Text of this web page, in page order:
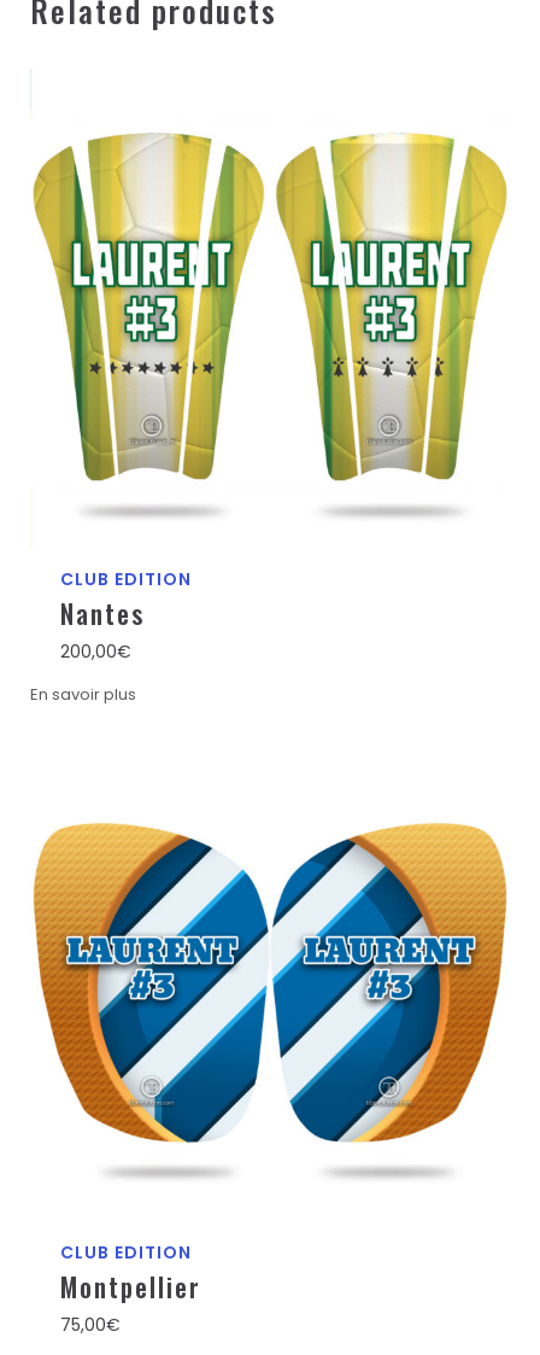
– Certification par la norme Européenne EN 13061 avec des
– Manchons de protège-tibias Tibevolution disponible en
option
– Modèle mixte : pour femme et pour homme
– Livré avec une housse de transport
Related products
CLUB EDITION
Nantes
200,00€
En savoir plus
CLUB EDITION
Montpellier
75,00€